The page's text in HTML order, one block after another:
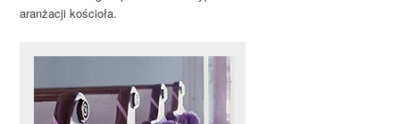
aranżacji kościoła.